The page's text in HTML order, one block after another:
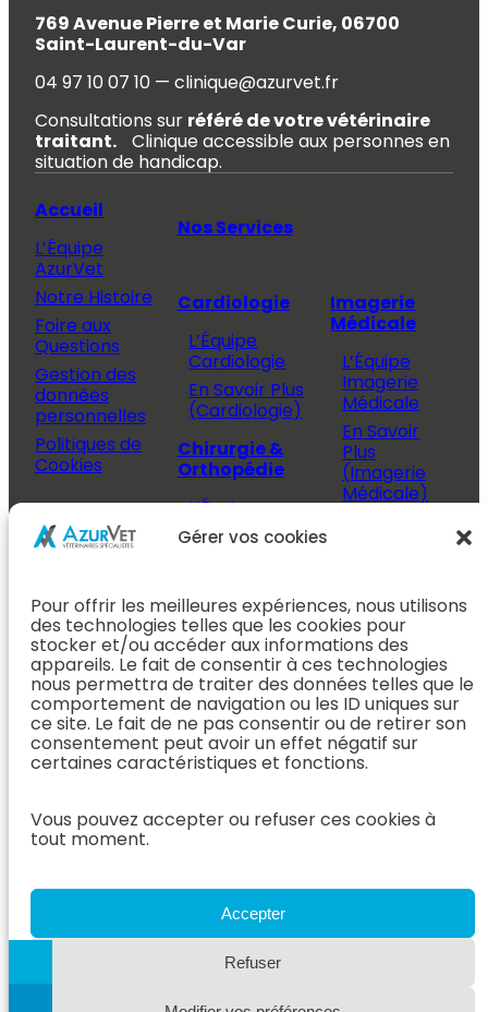
Gérer vos cookies
Pour offrir les meilleures expériences, nous utilisons
des technologies telles que les cookies pour
stocker et/ou accéder aux informations des
appareils. Le fait de consentir à ces technologies
nous permettra de traiter des données telles que le
comportement de navigation ou les ID uniques sur
ce site. Le fait de ne pas consentir ou de retirer son
consentement peut avoir un effet négatif sur
certaines caractéristiques et fonctions.
Vous pouvez accepter ou refuser ces cookies à
tout moment.
Accepter
Refuser
769 Avenue Pierre et Marie Curie, 06700
Saint-Laurent-du-Var
04 97 10 07 10 — clinique@azurvet.fr
Consultations sur référé de votre vétérinaire
traitant. Clinique accessible aux personnes en
situation de handicap.
Accueil
L’Équipe
AzurVet
Notre Histoire
Foire aux
Questions
Gestion des
données
personnelles
Politiques de
Cookies
Propriétaire
Prendre
rendez-vous
Après mon
rendez-vous
Espace
Vétérinaire
cas
Nous rejoindre
AzurVet
Nos Services
Cardiologie
L’Équipe
Cardiologie
En Savoir Plus
(Cardiologie)
Chirurgie &
Orthopédie
L’Équipe
Chirurgie &
Orthopédie
(Chirurgie &
Orthopédie)
Dentisterie &
ORL
L’Équipe
Dentisterie &
ORL
(Dentisterie &
ORL)
L’Équipe
Hospitalisation
En Savoir Plus
(Hospitalisation)
Imagerie
Médicale
L’Équipe
Imagerie
Médicale
En Savoir
Plus
(Imagerie
Médicale)
Médecine
Interne
En Savoir
Plus
(Médecine
Interne)
Neurologie
Neurologie
(Neurologie)